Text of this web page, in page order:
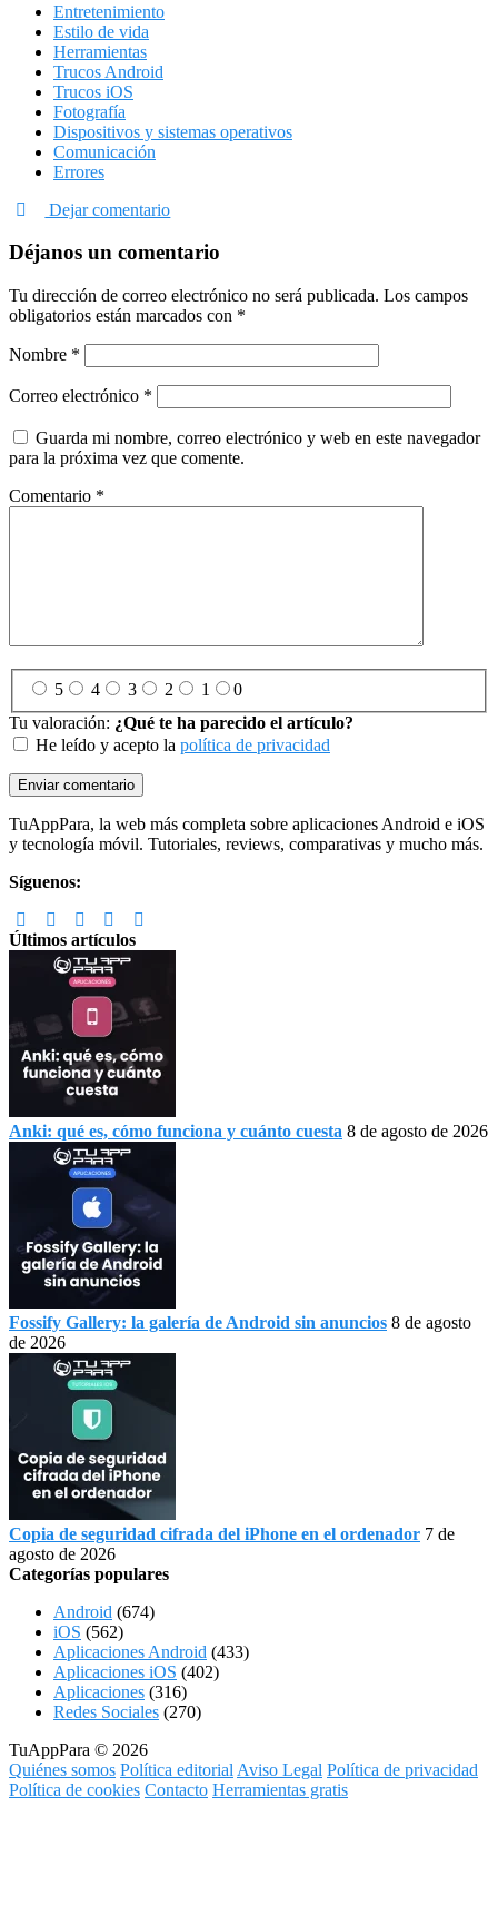
Entretenimiento
Estilo de vida
Herramientas
Trucos Android
Trucos iOS
Fotografía
Dispositivos y sistemas operativos
Comunicación
Errores
Dejar comentario
Déjanos un comentario
Tu dirección de correo electrónico no será publicada. Los campos
obligatorios están marcados con *
Nombre *
Correo electrónico *
Guarda mi nombre, correo electrónico y web en este navegador
para la próxima vez que comente.
Comentario *
5 4 3 2 1
0
Tu valoración: ¿Qué te ha parecido el artículo?
He leído y acepto la política de privacidad
Footer
TuAppPara, la web más completa sobre aplicaciones Android e iOS
y tecnología móvil. Tutoriales, reviews, comparativas y mucho más.
Síguenos:
Últimos artículos
Anki: qué es, cómo funciona y cuánto cuesta 8 de agosto de 2026
Fossify Gallery: la galería de Android sin anuncios 8 de agosto
de 2026
Copia de seguridad cifrada del iPhone en el ordenador 7 de
agosto de 2026
Categorías populares
Android (674)
iOS (562)
Aplicaciones Android (433)
Aplicaciones iOS (402)
Aplicaciones (316)
Redes Sociales (270)
TuAppPara © 2026
Quiénes somos Política editorial Aviso Legal Política de privacidad
Política de cookies Contacto Herramientas gratis